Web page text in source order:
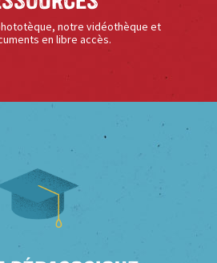
notre vidéothèque et
en libre accès.